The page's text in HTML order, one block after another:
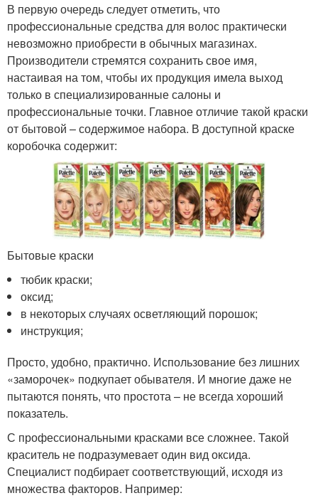
В первую очередь следует отметить, что
профессиональные средства для волос практически
невозможно приобрести в обычных магазинах.
Производители стремятся сохранить свое имя,
настаивая на том, чтобы их продукция имела выход
только в специализированные салоны и
профессиональные точки. Главное отличие такой краски
от бытовой – содержимое набора. В доступной краске
коробочка содержит:
Бытовые краски
тюбик краски;
оксид;
в некоторых случаях осветляющий порошок;
инструкция;
Просто, удобно, практично. Использование без лишних
«заморочек» подкупает обывателя. И многие даже не
пытаются понять, что простота – не всегда хороший
показатель.
С профессиональными красками все сложнее. Такой
краситель не подразумевает один вид оксида.
Специалист подбирает соответствующий, исходя из
множества факторов. Например: